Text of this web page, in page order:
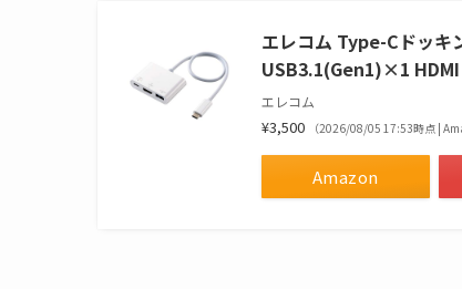
エレコム Type-Cドッ
USB3.1(Gen1)×1
エレコム
¥3,500 （2026/08/05 17:53時点 |
Amazon